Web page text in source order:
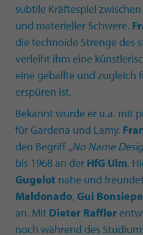
subtile Kräftespiel
und materieller Schwere.
die technoide Strenge des
verleiht ihm eine
eine geballte und zugleich
erspüren ist.
Bekannt wurde er u.a. mit
für Gardena und Lamy.
den Begriff „No Name
bis 1968 an der HfG Ulm.
Gugelot nahe und
Maldonado, Gui Bonsiepe
an. Mit Dieter Raffler
noch während des